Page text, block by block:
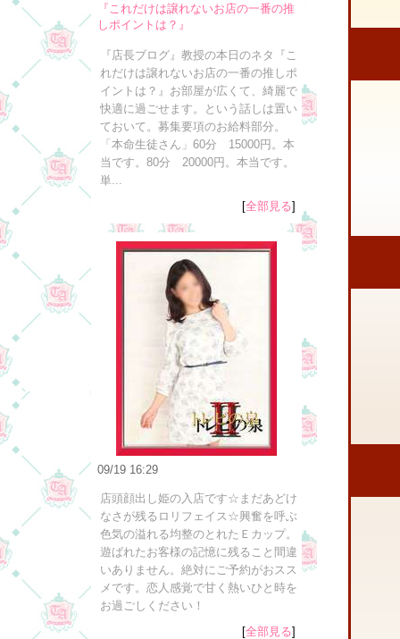
『これだけは譲れないお店の一番の推
しポイントは？』
『店長ブログ』教授の本日のネタ『こ
れだけは譲れないお店の一番の推しポ
イントは？』お部屋が広くて、綺麗で
快適に過ごせます。という話しは置い
ておいて。募集要項のお給料部分。
「本命生徒さん」60分 15000円。本
当です。80分 20000円。本当です。
単...
[全部見る]
09/19 16:29
店頭顔出し姫の入店です☆まだあどけ
なさが残るロリフェイス☆興奮を呼ぶ
色気の溢れる均整のとれたＥカップ。
遊ばれたお客様の記憶に残ること間違
いありません。絶対にご予約がおスス
メです。恋人感覚で甘く熱いひと時を
お過ごしください！
[全部見る]